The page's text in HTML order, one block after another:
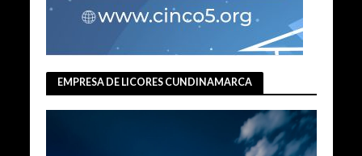
EMPRESA DE LICORES CUNDINAMARCA